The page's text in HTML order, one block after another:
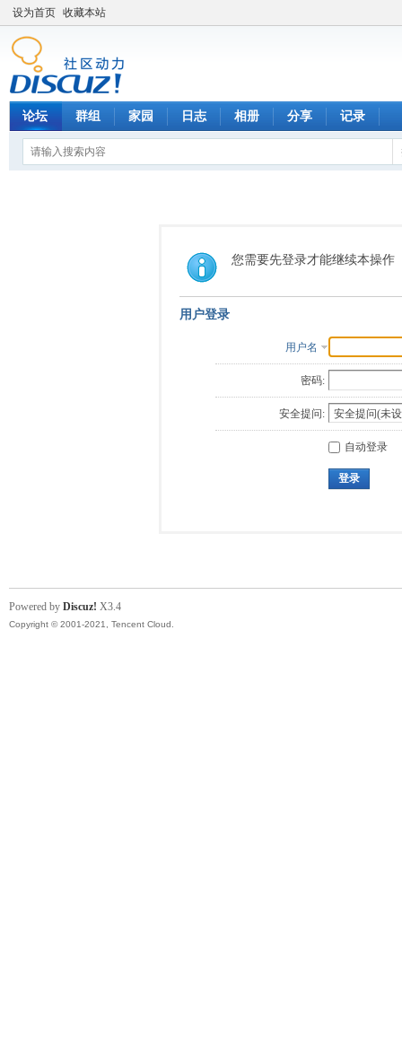
设为首页 收藏本站
论坛 群组 家园 日志 相册 分享 记录
您需要先登录才能继续本操作
用户登录
用户名
密码:
安全提问:
自动登录
登录
Powered by Discuz! X3.4
Copyright © 2001-2021, Tencent Cloud.